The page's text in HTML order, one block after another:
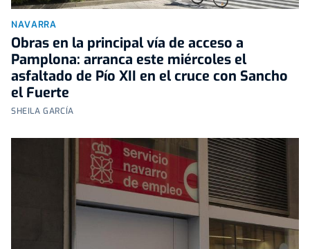
NAVARRA
Obras en la principal vía de acceso a
Pamplona: arranca este miércoles el
asfaltado de Pío XII en el cruce con Sancho
el Fuerte
SHEILA GARCÍA